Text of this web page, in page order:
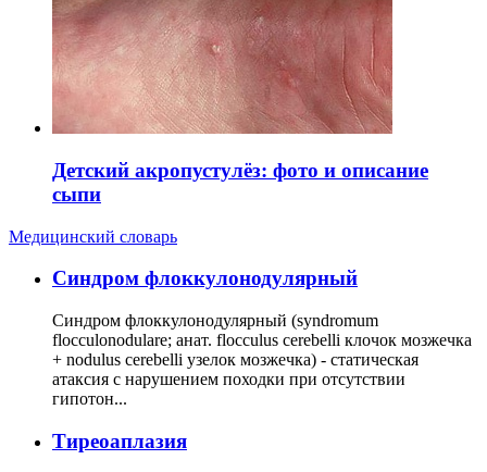
Детский акропустулёз: фото и описание
сыпи
Медицинский словарь
Cиндром флоккулонодулярный
Синдром флоккулонодулярный (syndromum
flocculonodulare; анат. flocculus cerebelli клочок мозжечка
+ nodulus cerebelli узелок мозжечка) - статическая
атаксия с нарушением походки при отсутствии
гипотон...
Тиреоаплазия